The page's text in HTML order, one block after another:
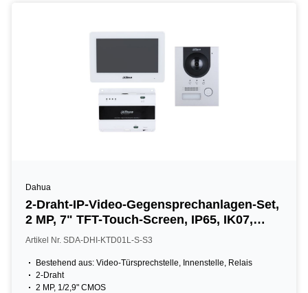
Dahua
2-Draht-IP-Video-Gegensprechanlagen-Set,
2 MP, 7" TFT-Touch-Screen, IP65, IK07,
Aufputz
Artikel Nr. SDA-DHI-KTD01L-S-S3
Bestehend aus: Video-Türsprechstelle, Innenstelle, Relais
2-Draht
2 MP, 1/2,9" CMOS